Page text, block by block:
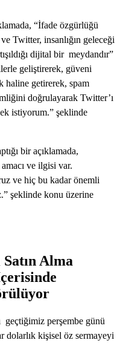
“İfade özgürlüğü
Twitter, insanlığın geleceği
dijital bir meydandır”
geliştirerek, güveni
haline getirerek, spam
doğrulayarak Twitter’ı
istiyorum.” şeklinde
bir açıklamada,
ve ilgisi var.
ve hiç bu kadar önemli
şeklinde konu üzerine
Alma
geçtiğimiz perşembe günü
dolarlık kişisel öz sermayeyi